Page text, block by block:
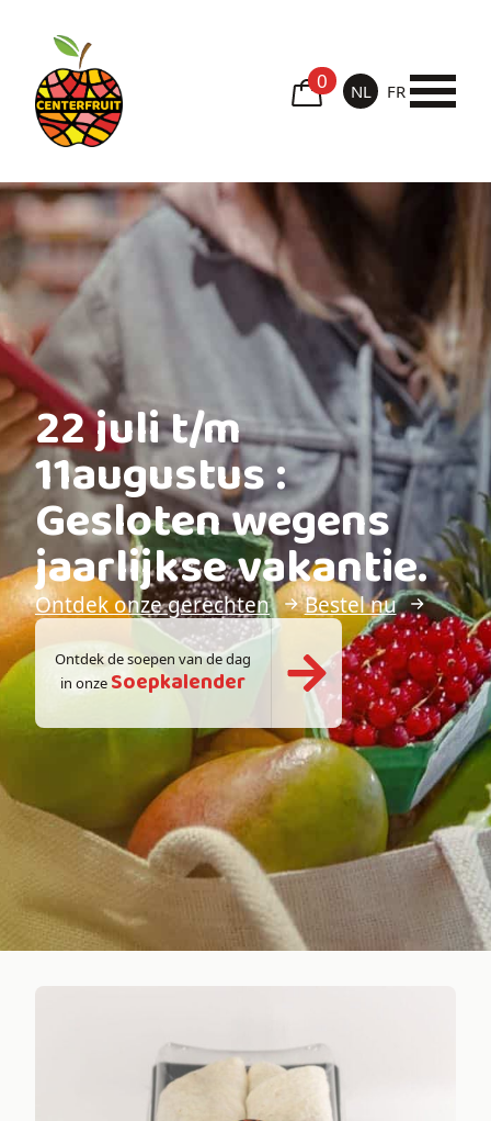
0 NL FR
22 juli t/m
11augustus :
Gesloten wegens
jaarlijkse vakantie.
Ontdek onze gerechten Bestel nu
Ontdek de soepen van de dag
in onze Soepkalender